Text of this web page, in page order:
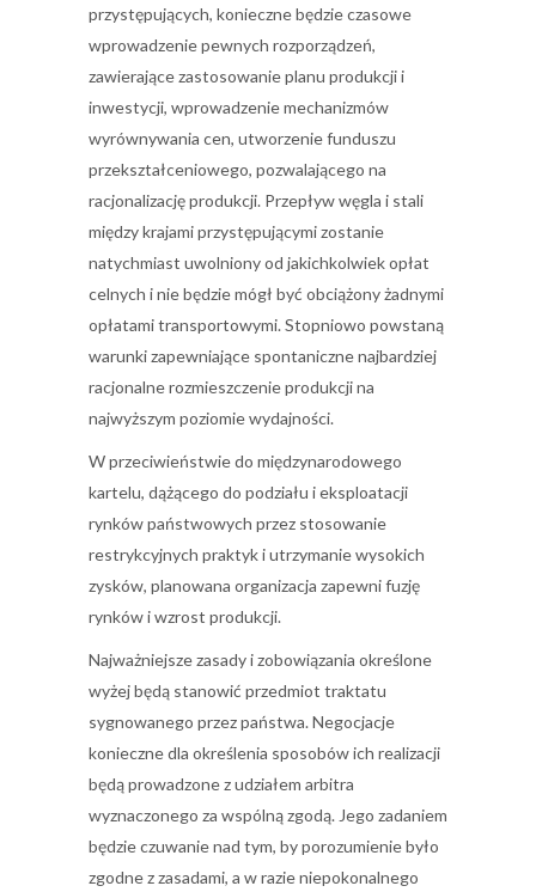
przystępujących, konieczne będzie czasowe
wprowadzenie pewnych rozporządzeń,
zawierające zastosowanie planu produkcji i
inwestycji, wprowadzenie mechanizmów
wyrównywania cen, utworzenie funduszu
przekształceniowego, pozwalającego na
racjonalizację produkcji. Przepływ węgla i stali
między krajami przystępującymi zostanie
natychmiast uwolniony od jakichkolwiek opłat
celnych i nie będzie mógł być obciążony żadnymi
opłatami transportowymi. Stopniowo powstaną
warunki zapewniające spontaniczne najbardziej
racjonalne rozmieszczenie produkcji na
najwyższym poziomie wydajności.
W przeciwieństwie do międzynarodowego
kartelu, dążącego do podziału i eksploatacji
rynków państwowych przez stosowanie
restrykcyjnych praktyk i utrzymanie wysokich
zysków, planowana organizacja zapewni fuzję
rynków i wzrost produkcji.
Najważniejsze zasady i zobowiązania określone
wyżej będą stanowić przedmiot traktatu
sygnowanego przez państwa. Negocjacje
konieczne dla określenia sposobów ich realizacji
będą prowadzone z udziałem arbitra
wyznaczonego za wspólną zgodą. Jego zadaniem
będzie czuwanie nad tym, by porozumienie było
zgodne z zasadami, a w razie niepokonalnego